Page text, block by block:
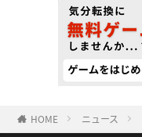
HOME ニュース